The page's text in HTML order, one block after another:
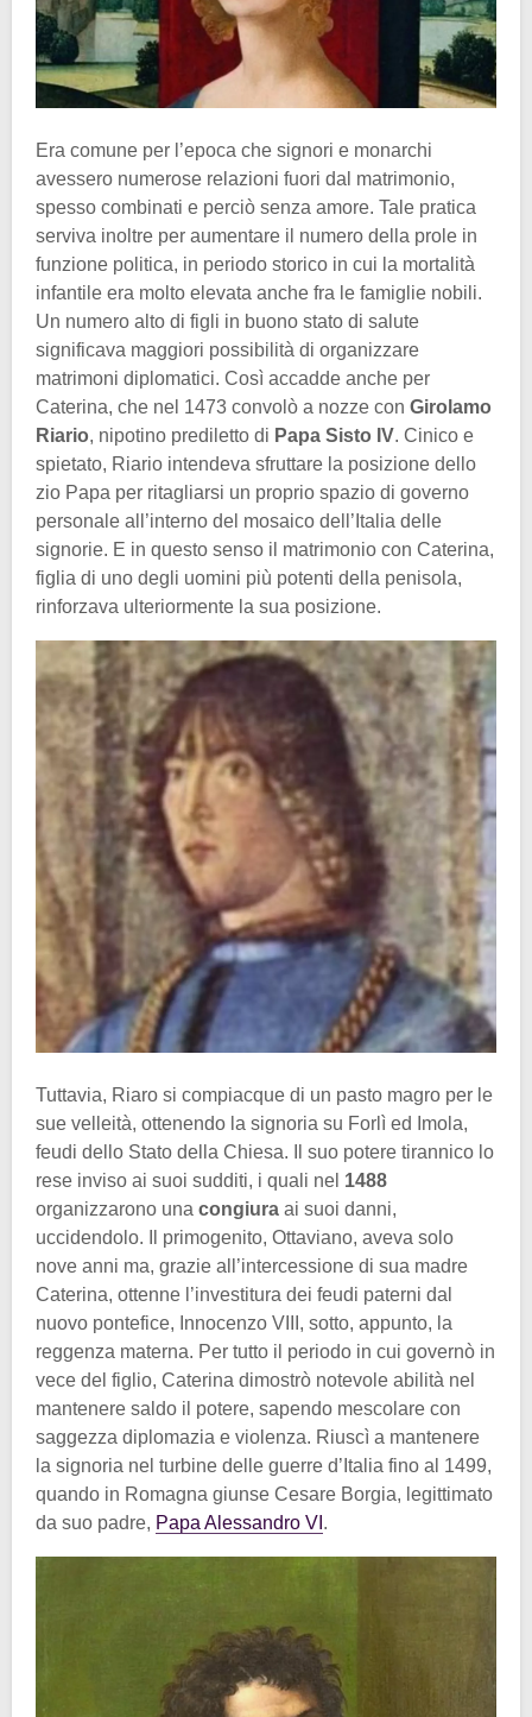
Era comune per l’epoca che signori e monarchi
avessero numerose relazioni fuori dal matrimonio,
spesso combinati e perciò senza amore. Tale pratica
serviva inoltre per aumentare il numero della prole in
funzione politica, in periodo storico in cui la mortalità
infantile era molto elevata anche fra le famiglie nobili.
Un numero alto di figli in buono stato di salute
significava maggiori possibilità di organizzare
matrimoni diplomatici. Così accadde anche per
Caterina, che nel 1473 convolò a nozze con Girolamo
Riario, nipotino prediletto di Papa Sisto IV. Cinico e
spietato, Riario intendeva sfruttare la posizione dello
zio Papa per ritagliarsi un proprio spazio di governo
personale all’interno del mosaico dell’Italia delle
signorie. E in questo senso il matrimonio con Caterina,
figlia di uno degli uomini più potenti della penisola,
rinforzava ulteriormente la sua posizione.
Tuttavia, Riaro si compiacque di un pasto magro per le
sue velleità, ottenendo la signoria su Forlì ed Imola,
feudi dello Stato della Chiesa. Il suo potere tirannico lo
rese inviso ai suoi sudditi, i quali nel 1488
organizzarono una congiura ai suoi danni,
uccidendolo. Il primogenito, Ottaviano, aveva solo
nove anni ma, grazie all’intercessione di sua madre
Caterina, ottenne l’investitura dei feudi paterni dal
nuovo pontefice, Innocenzo VIII, sotto, appunto, la
reggenza materna. Per tutto il periodo in cui governò in
vece del figlio, Caterina dimostrò notevole abilità nel
mantenere saldo il potere, sapendo mescolare con
saggezza diplomazia e violenza. Riuscì a mantenere
la signoria nel turbine delle guerre d’Italia fino al 1499,
quando in Romagna giunse Cesare Borgia, legittimato
da suo padre, Papa Alessandro VI .